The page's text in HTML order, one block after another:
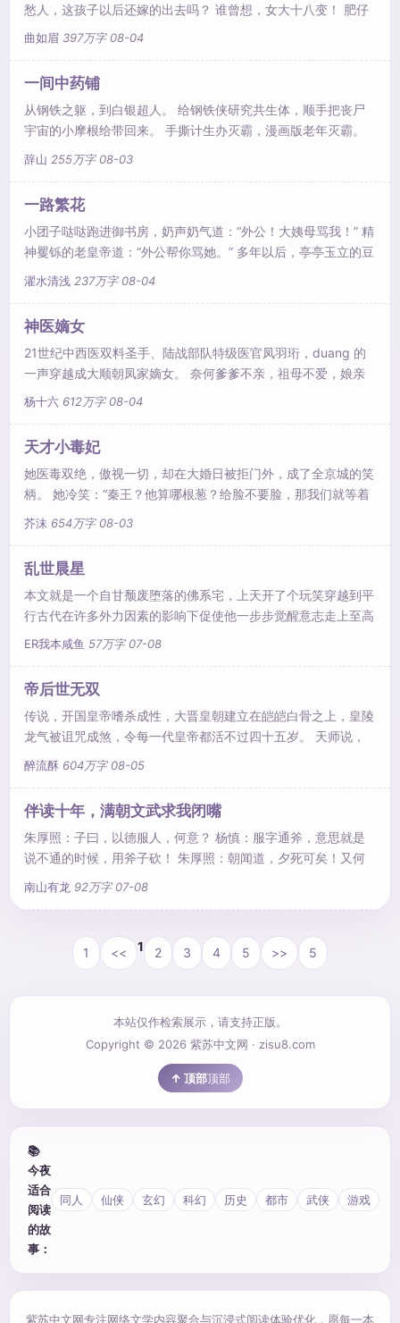
愁人，这孩子以后还嫁的出去吗？ 谁曾想，女大十八变！ 肥仔
儿成了倾国倾城的大美人。 人人都说：真愁人，求亲的人这么
曲如眉 397万字 08-04
一间中药铺
从钢铁之躯，到白银超人。 给钢铁侠研究共生体，顺手把丧尸
宇宙的小摩根给带回来。 手撕计生办灭霸，漫画版老年灭霸。
就连大头娃娃宇宙观察者都得找我求救。 至于无限宝石奥创？
林峰左手提着宇宙立方，右手提着火种源。 什么？你说这俩玩
意儿为什么是人型？ 嘶……这话说起来，就有点长了……
辞山 255万字 08-03
一路繁花
小团子哒哒跑进御书房，奶声奶气道：“外公！大姨母骂我！” 精
神矍铄的老皇帝道：“外公帮你骂她。” 多年以后，亭亭玉立的豆
蔻少女走进御书房，眼泪汪汪道：“皇舅，大表姐又欺负我了。”
绝代的傻王爷道：“我去跟母后解释。” 又多年以后，华贵逼人的
中年美妇满脸怒气：“儿子，你妹妹被驸马欺
濯水清浅 237万字 08-04
神医嫡女
21世纪中西医双料圣手、陆战部队特级医官凤羽珩，duang 的
一声穿越成大顺朝凤家嫡女。 奈何爹爹不亲，祖母不爱，娘亲
懦弱，弟弟年幼，姐妹一个比一个狠辣，穿越重生，绝不能再像
个半身不遂！ 杀我灭口？一爪子挠开你的心窝！ 人人可欺的柔
弱女子摇身一变成为大顺朝的香饽饽，跟皇帝开医院，揽尽天下
杨十六 612万字 08-04
天才小毒妃
她医毒双绝，傲视一切，却在大婚日被拒门外，成了全京城的笑
柄。 她冷笑：“秦王？他算哪根葱？给脸不要脸，那我们就等着
瞧！” 她摩拳擦掌，蓄势待发，哪知一见美男立马偃旗息鼓，腿
了没？” 某女一本正经：“男人，要给你解毒当然得看得仔仔细
细，明明白白，不然扎错针，你当本小姐占你便宜。” 说
芥沫 654万字 08-03
乱世晨星
本文就是一个自甘颓废堕落的佛系宅，上天开了个玩笑穿越到平
行古代在许多外力因素的影响下促使他一步步觉醒意志走上至高
的巅峰。O(∩_∩)O哈哈哈~新手能力有限，节奏较慢，文笔一
ER我本咸鱼 57万字 07-08
帝后世无双
传说，开国皇帝嗜杀成性，大晋皇朝建立在皑皑白骨之上，皇陵
龙气被诅咒成煞，令每一代皇帝都活不过四十五岁。 天师说，
送一个孤煞命格的皇子当供品喂食皇陵的煞龙，可解此诅咒。
岐门有圣女，小时愚钝，十六岁开窍之后必聪慧贤淑，厚福旺
夫，有母仪天下之姿。可圣女儿时却跟镇陵王有了婚约。 太子
说：皇弟，
醉流酥 604万字 08-05
伴读十年，满朝文武求我闭嘴
朱厚照：子曰，以德服人，何意？ 杨慎：服字通斧，意思就是
说不通的时候，用斧子砍！ 朱厚照：朝闻道，夕死可矣！又何
解？ 杨慎：道是一种大规模杀伤性武器，当敌人发现道的时
南山有龙 92万字 07-08
1 << 1 2 3 4 5 >> 5
本站仅作检索展示，请支持正版。
Copyright © 2026 紫苏中文网 · zisu8.com
顶部
📚
今夜
适合
阅读
的故
事：
同人 仙侠 玄幻 科幻 历史 都市 武侠 游戏
紫苏中文网专注网络文学内容聚合与沉浸式阅读体验优化，愿每一本